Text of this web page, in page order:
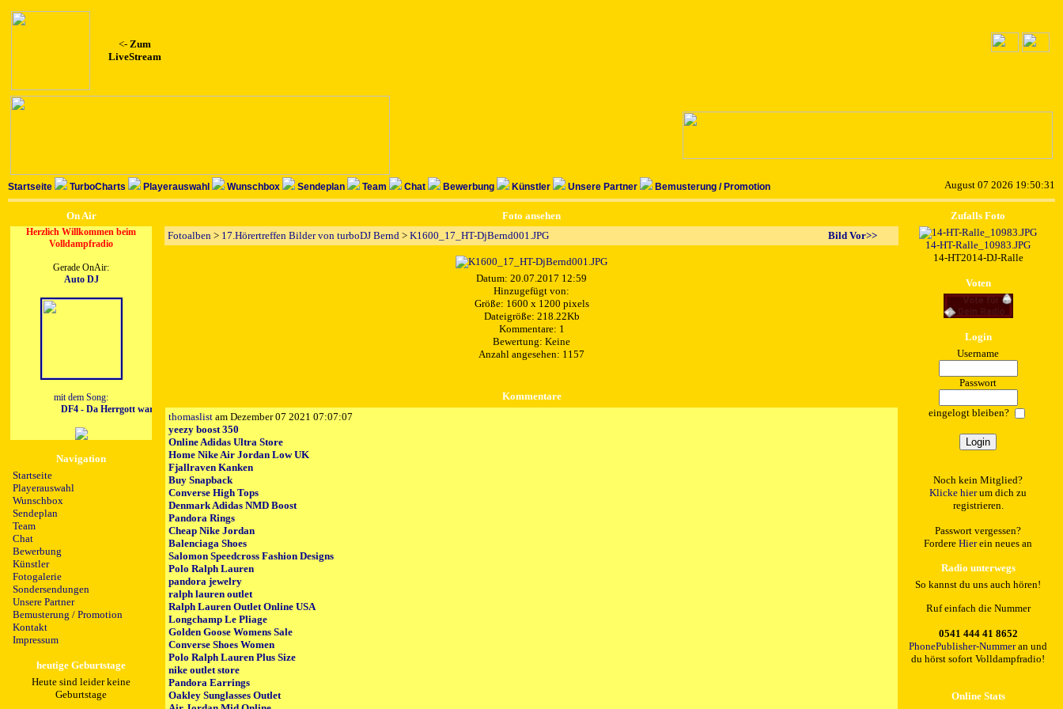
<- Zum
LiveStream
Startseite TurboCharts Playerauswahl Wunschbox Sendeplan Team Chat Bewerbung Künstler Unsere Partner Bemusterung / Promotion August 07 2026 19:50:31
On Air
Herzlich Willkommen beim
Volldampfradio
Gerade OnAir:
Auto DJ
mit dem Song:
DF4 - Da Herrgott war a Steirer
Navigation
Startseite
Playerauswahl
Wunschbox
Sendeplan
Team
Chat
Bewerbung
Künstler
Fotogalerie
Sondersendungen
Unsere Partner
Bemusterung / Promotion
Kontakt
Impressum
heutige Geburtstage
Heute sind leider keine
Geburtstage
Foto ansehen
Fotoalben > 17.Hörertreffen Bilder von turboDJ Bernd > K1600_17_HT-DjBernd001.JPG Bild Vor>>
Datum: 20.07.2017 12:59
Hinzugefügt von:
Größe: 1600 x 1200 pixels
Dateigröße: 218.22Kb
Kommentare: 1
Bewertung: Keine
Anzahl angesehen: 1157
Kommentare
thomaslist am Dezember 07 2021 07:07:07
yeezy boost 350
Online Adidas Ultra Store
Home Nike Air Jordan Low UK
Fjallraven Kanken
Buy Snapback
Converse High Tops
Denmark Adidas NMD Boost
Pandora Rings
Cheap Nike Jordan
Balenciaga Shoes
Salomon Speedcross Fashion Designs
Polo Ralph Lauren
pandora jewelry
ralph lauren outlet
Ralph Lauren Outlet Online USA
Longchamp Le Pliage
Golden Goose Womens Sale
Converse Shoes Women
Polo Ralph Lauren Plus Size
nike outlet store
Pandora Earrings
Oakley Sunglasses Outlet
Zufalls Foto
14-HT-Ralle_10983.JPG
14-HT2014-DJ-Ralle
Voten
Login
Username
Passwort
eingelogt bleiben?
Noch kein Mitglied?
Klicke hierum dich zu
registrieren.
Passwort vergessen?
Fordere Hierein neues an
Radio unterwegs
So kannst du uns auch hören!
Ruf einfach die Nummer
0541 444 41 8652
PhonePublisher-Nummeran und
du hörst sofort Volldampfradio!
Online Stats